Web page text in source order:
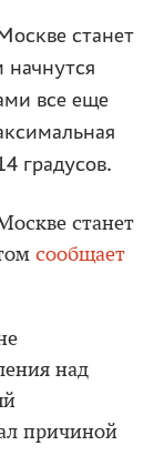
станет
все еще
градусов.
станет
сообщает
над
причиной